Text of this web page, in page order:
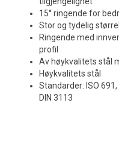
15° ringende for
Stor og tydelig
Ringende med
profil
Av høykvalitets stål
Høykvalitets stål
Standarder: ISO 691,
DIN 3113